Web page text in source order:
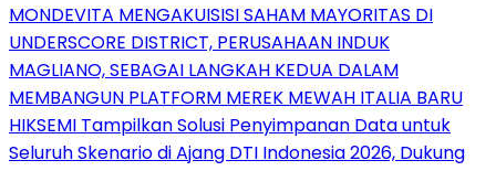
MONDEVITA MENGAKUISISI SAHAM MAYORITAS DI
UNDERSCORE DISTRICT, PERUSAHAAN INDUK
MAGLIANO, SEBAGAI LANGKAH KEDUA DALAM
MEMBANGUN PLATFORM MEREK MEWAH ITALIA BARU
HIKSEMI Tampilkan Solusi Penyimpanan Data untuk
Seluruh Skenario di Ajang DTI Indonesia 2026, Dukung